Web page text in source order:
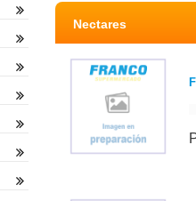
Nectares